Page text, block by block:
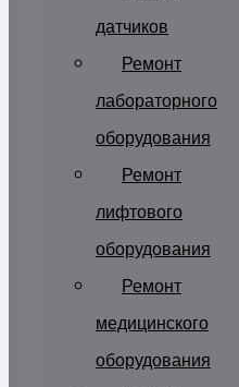
датчиков
Ремонт
лабораторного
оборудования
Ремонт
лифтового
оборудования
Ремонт
медицинского
оборудования